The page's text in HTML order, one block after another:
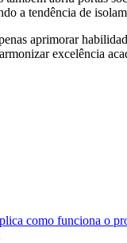
a tendência de
aprimorar
excelência
como funciona o